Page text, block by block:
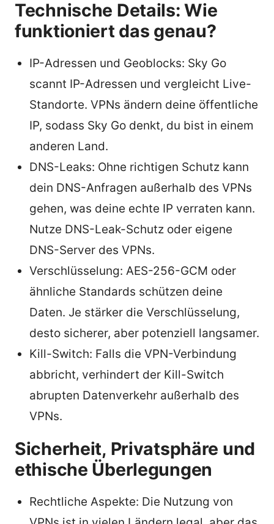
Technische Details: Wie
funktioniert das genau?
IP-Adressen und Geoblocks: Sky Go
scannt IP-Adressen und vergleicht Live-
Standorte. VPNs ändern deine öffentliche
IP, sodass Sky Go denkt, du bist in einem
anderen Land.
DNS-Leaks: Ohne richtigen Schutz kann
dein DNS-Anfragen außerhalb des VPNs
gehen, was deine echte IP verraten kann.
Nutze DNS-Leak-Schutz oder eigene
DNS-Server des VPNs.
Verschlüsselung: AES-256-GCM oder
ähnliche Standards schützen deine
Daten. Je stärker die Verschlüsselung,
desto sicherer, aber potenziell langsamer.
Kill-Switch: Falls die VPN-Verbindung
abbricht, verhindert der Kill-Switch
abrupten Datenverkehr außerhalb des
VPNs.
Sicherheit, Privatsphäre und
ethische Überlegungen
Rechtliche Aspekte: Die Nutzung von